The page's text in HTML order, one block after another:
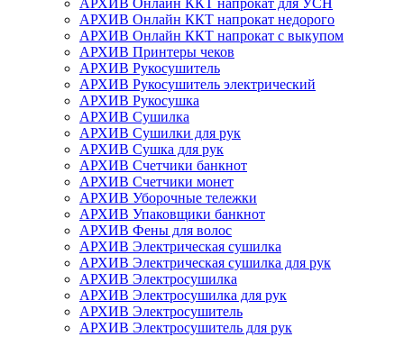
АРХИВ Онлайн ККТ напрокат для УСН
АРХИВ Онлайн ККТ напрокат недорого
АРХИВ Онлайн ККТ напрокат с выкупом
АРХИВ Принтеры чеков
АРХИВ Рукосушитель
АРХИВ Рукосушитель электрический
АРХИВ Рукосушка
АРХИВ Сушилка
АРХИВ Сушилки для рук
АРХИВ Сушка для рук
АРХИВ Счетчики банкнот
АРХИВ Счетчики монет
АРХИВ Уборочные тележки
АРХИВ Упаковщики банкнот
АРХИВ Фены для волос
АРХИВ Электрическая сушилка
АРХИВ Электрическая сушилка для рук
АРХИВ Электросушилка
АРХИВ Электросушилка для рук
АРХИВ Электросушитель
АРХИВ Электросушитель для рук